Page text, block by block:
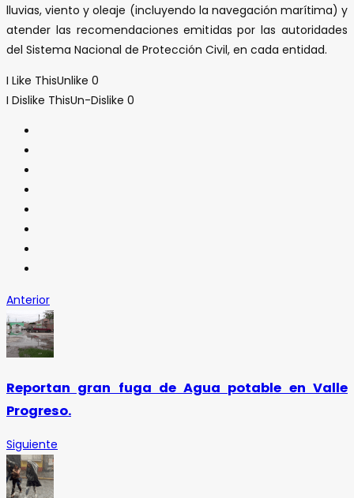
lluvias, viento y oleaje (incluyendo la navegación marítima) y
atender las recomendaciones emitidas por las autoridades
del Sistema Nacional de Protección Civil, en cada entidad.
I Like ThisUnlike 0
I Dislike ThisUn-Dislike 0
Anterior
Reportan gran fuga de Agua potable en Valle
Progreso.
Siguiente